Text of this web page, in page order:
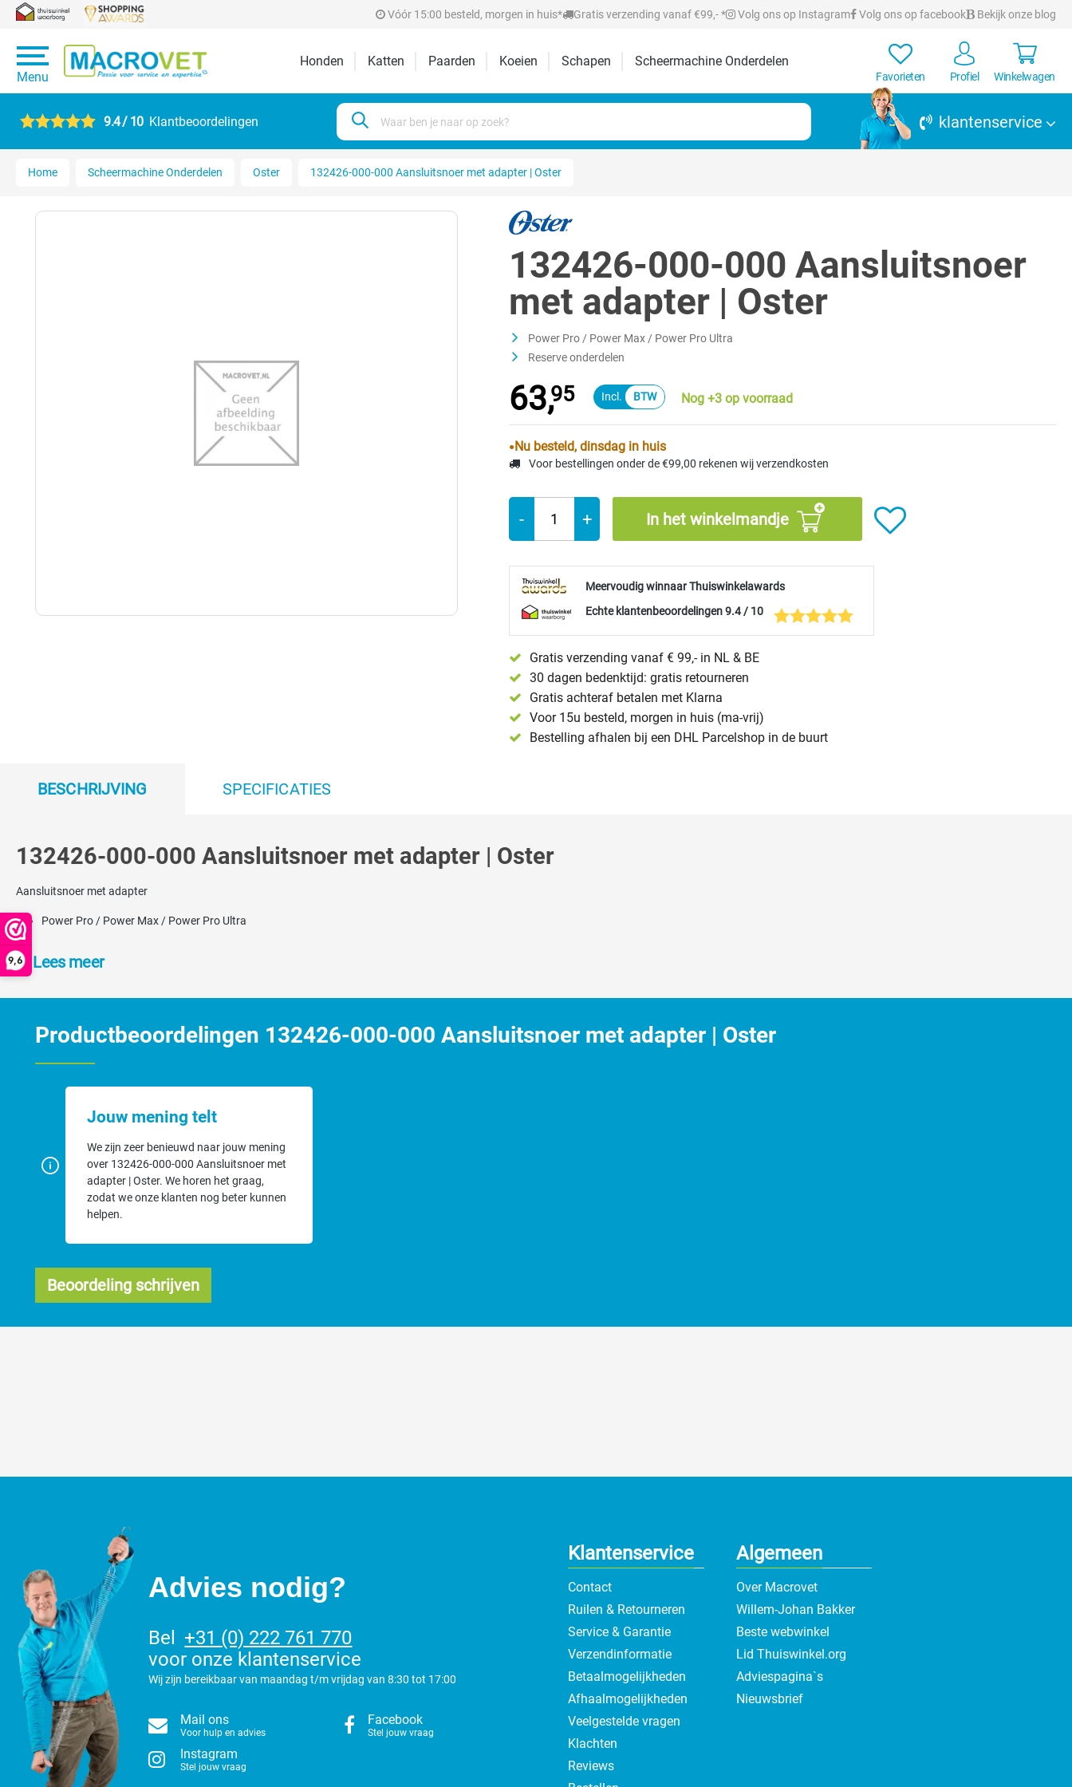
9,6
Vóór 15:00 besteld, morgen in huis* Gratis verzending vanaf €99,- * Volg ons op Instagram Volg ons op facebook Bekijk onze blog
Menu
Honden Katten Paarden Koeien Schapen Scheermachine Onderdelen
Favorieten Profiel Winkelwagen
9.4 / 10 Klantbeoordelingen klantenservice
Home Scheermachine Onderdelen Oster 132426-000-000 Aansluitsnoer met adapter | Oster
132426-000-000 Aansluitsnoer
met adapter | Oster
Power Pro / Power Max / Power Pro Ultra
Reserve onderdelen
63,95 Nog +3 op voorraad
Nu besteld, dinsdag in huis
Voor bestellingen onder de €99,00 rekenen wij verzendkosten
- + In het winkelmandje
Meervoudig winnaar Thuiswinkelawards
Echte klantenbeoordelingen 9.4 / 10
Gratis verzending vanaf € 99,- in NL & BE
30 dagen bedenktijd: gratis retourneren
Gratis achteraf betalen met Klarna
Voor 15u besteld, morgen in huis (ma-vrij)
Bestelling afhalen bij een DHL Parcelshop in de buurt
BESCHRIJVING SPECIFICATIES
132426-000-000 Aansluitsnoer met adapter | Oster
Aansluitsnoer met adapter
Power Pro / Power Max / Power Pro Ultra
Lees meer
Productbeoordelingen 132426-000-000 Aansluitsnoer met adapter | Oster
Jouw mening telt
We zijn zeer benieuwd naar jouw mening
over 132426-000-000 Aansluitsnoer met
adapter | Oster. We horen het graag,
zodat we onze klanten nog beter kunnen
helpen.
Beoordeling schrijven
Klantenservice
Contact
Ruilen & Retourneren
Service & Garantie
Verzendinformatie
Betaalmogelijkheden
Afhaalmogelijkheden
Veelgestelde vragen
Klachten
Reviews
Algemeen
Over Macrovet
Willem-Johan Bakker
Beste webwinkel
Lid Thuiswinkel.org
Adviespagina`s
Nieuwsbrief
Advies nodig?
Bel
+31 (0) 222 761 770
voor onze klantenservice
Wij zijn bereikbaar van maandag t/m vrijdag van 8:30 tot 17:00
Mail ons
Voor hulp en advies
Facebook
Stel jouw vraag
Instagram
Stel jouw vraag